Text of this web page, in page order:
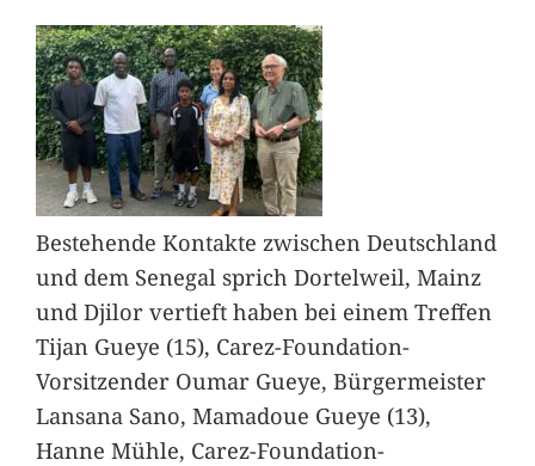
Bestehende Kontakte zwischen Deutschland
und dem Senegal sprich Dortelweil, Mainz
und Djilor vertieft haben bei einem Treffen
Tijan Gueye (15), Carez-Foundation-
Vorsitzender Oumar Gueye, Bürgermeister
Lansana Sano, Mamadoue Gueye (13),
Hanne Mühle, Carez-Foundation-